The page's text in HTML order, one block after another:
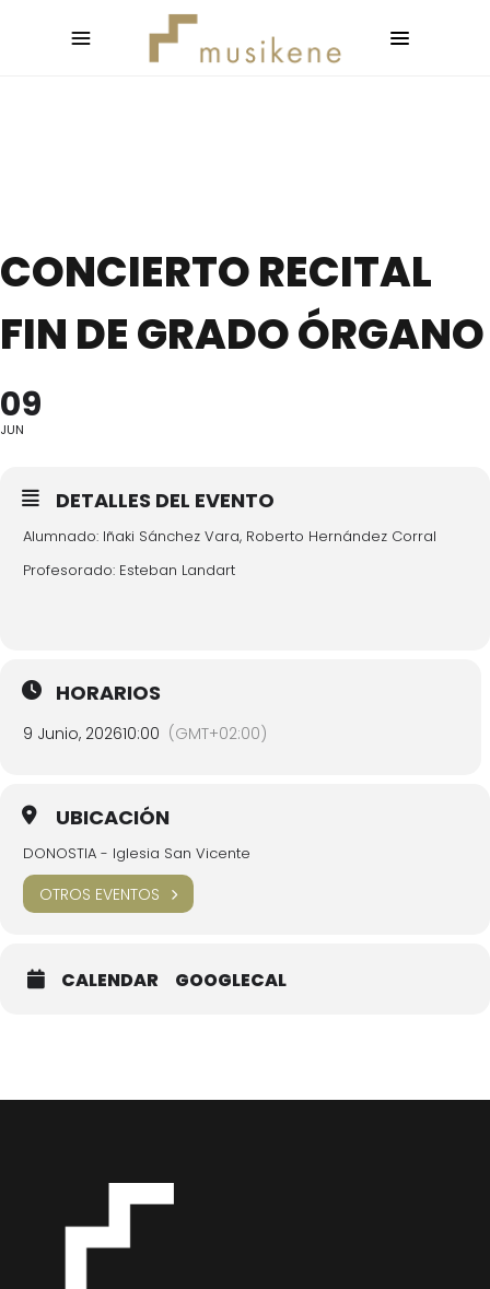
CONCIERTO RECITAL
FIN DE GRADO ÓRGANO
09
JUN
DETALLES DEL EVENTO
Alumnado: Iñaki Sánchez Vara, Roberto Hernández Corral
Profesorado: Esteban Landart
HORARIOS
9 Junio, 202610:00 (GMT+02:00)
UBICACIÓN
DONOSTIA - Iglesia San Vicente
OTROS EVENTOS
CALENDAR GOOGLECAL